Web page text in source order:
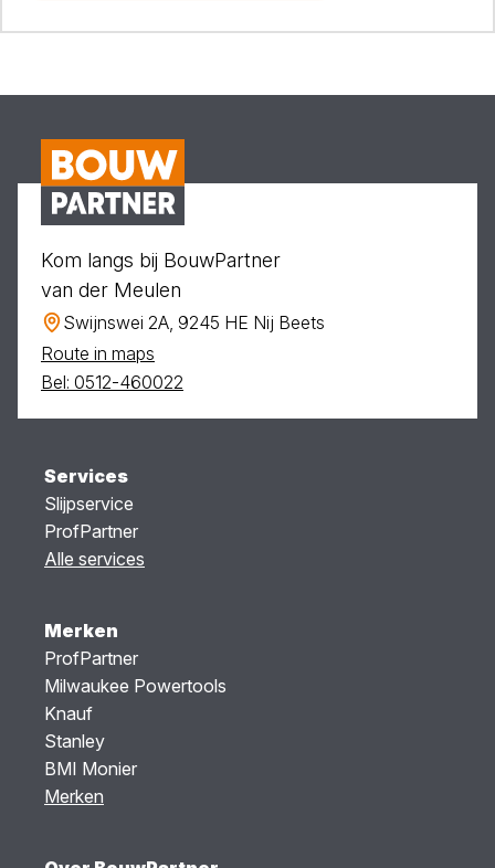
Kom langs bij BouwPartner
van der Meulen
Swijnswei 2A, 9245 HE Nij Beets
Route in maps
Bel: 0512-460022
Services
Slijpservice
ProfPartner
Alle services
Merken
ProfPartner
Milwaukee Powertools
Knauf
Stanley
BMI Monier
Merken